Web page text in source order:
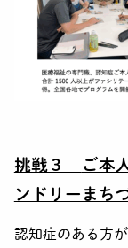
挑戦３
ご本
ンドリーまち
認知症のある方